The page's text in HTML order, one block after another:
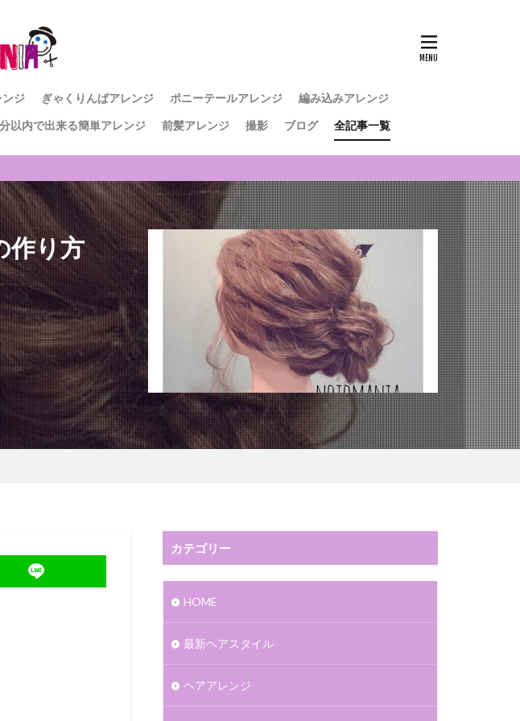
ンジ ぎゃくりんぱアレンジ ポニーテールアレンジ
編み込みアレンジ
以内で出来る簡単アレンジ 前髪アレンジ 撮影 ブログ 全記事一覧
作り方
カテゴリー
HOME
最新ヘアスタイル
ヘアアレンジ